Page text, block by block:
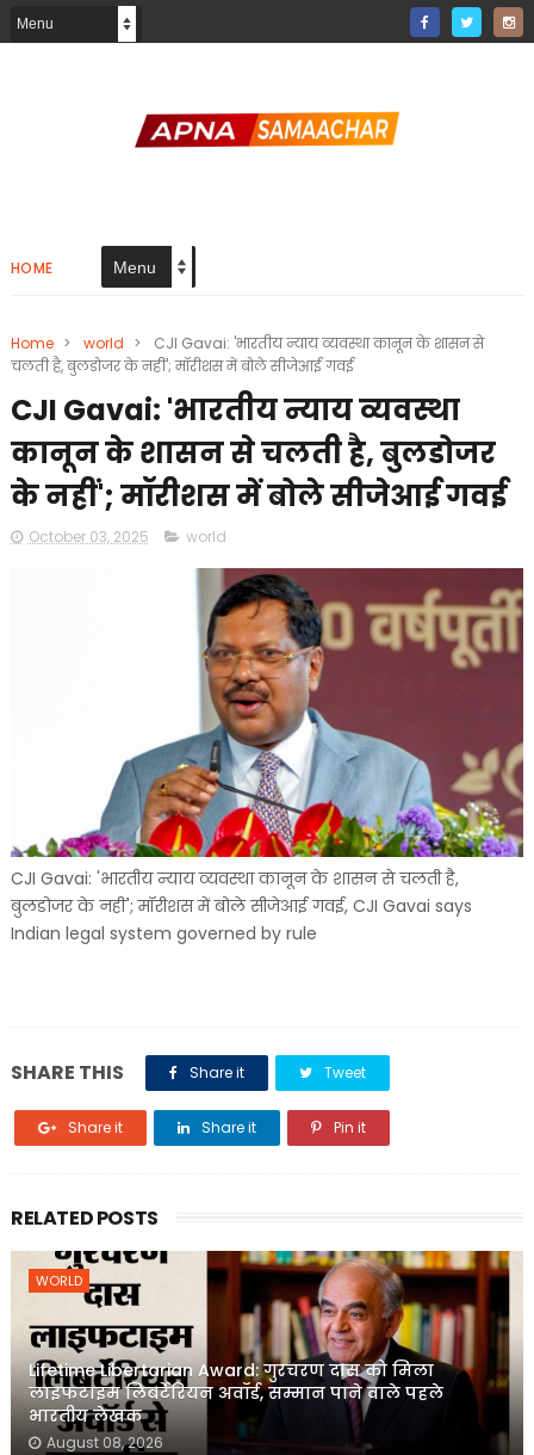
HOME
Home > world >
CJI Gavai: 'भारतीय न्याय व्यवस्था कानून के शासन से
चलती है, बुलडोजर के नहीं'; मॉरीशस में बोले सीजेआई गवई
CJI Gavai: 'भारतीय न्याय व्यवस्था
कानून के शासन से चलती है, बुलडोजर
के नहीं'; मॉरीशस में बोले सीजेआई गवई
October 03, 2025 world
CJI Gavai: 'भारतीय न्याय व्यवस्था कानून के शासन से चलती है,
बुलडोजर के नहीं'; मॉरीशस में बोले सीजेआई गवई, CJI Gavai says
Indian legal system governed by rule
SHARE THIS Share it Tweet
Share it Share it Pin it
RELATED POSTS
WORLD
Lifetime Libertarian Award: गुरचरण दास को मिला
लाइफटाइम लिबर्टेरियन अवॉर्ड, सम्मान पाने वाले पहले
भारतीय लेखक
August 08, 2026